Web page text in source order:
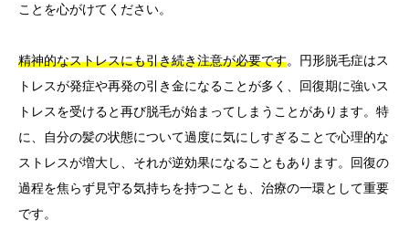
ことを心がけてください。
精神的なストレスにも引き続き注意が必要です。円形脱毛症はス
トレスが発症や再発の引き金になることが多く、回復期に強いス
トレスを受けると再び脱毛が始まってしまうことがあります。特
に、自分の髪の状態について過度に気にしすぎることで心理的な
ストレスが増大し、それが逆効果になることもあります。回復の
過程を焦らず見守る気持ちを持つことも、治療の一環として重要
です。